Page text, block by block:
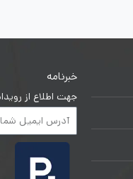
خبرنامه
جهت اطلاع از